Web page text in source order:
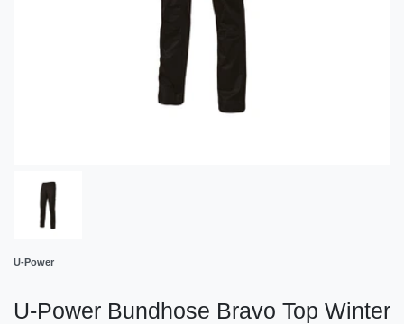
U-Power
U-Power Bundhose Bravo Top Winter